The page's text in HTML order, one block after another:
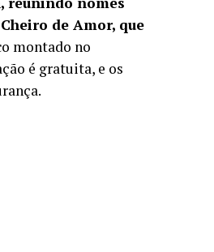
de Amor, que
montado no
é gratuita, e os